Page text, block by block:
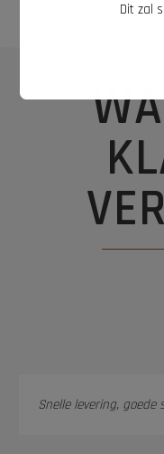
Snelle levering, goede
Dit zal